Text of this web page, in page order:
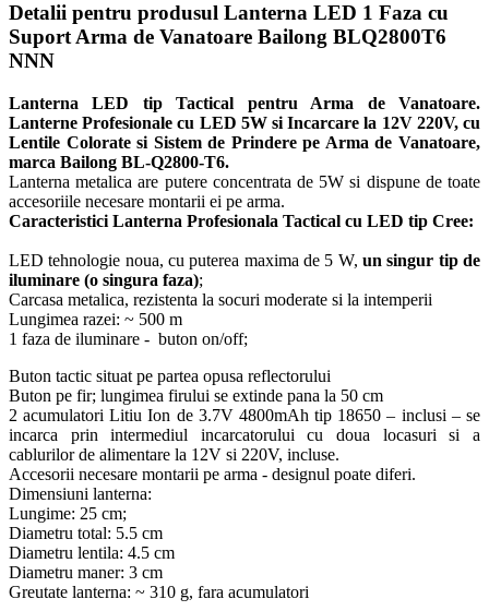
Detalii pentru produsul Lanterna LED 1 Faza cu
Suport Arma de Vanatoare Bailong BLQ2800T6
NNN
Lanterna LED tip Tactical pentru Arma de Vanatoare.
Lanterne Profesionale cu LED 5W si Incarcare la 12V 220V, cu
Lentile Colorate si Sistem de Prindere pe Arma de Vanatoare,
marca Bailong BL-Q2800-T6.
Lanterna metalica are putere concentrata de 5W si dispune de toate
accesoriile necesare montarii ei pe arma.
Caracteristici Lanterna Profesionala Tactical cu LED tip Cree:
LED tehnologie noua, cu puterea maxima de 5 W, un singur tip de
iluminare (o singura faza);
Carcasa metalica, rezistenta la socuri moderate si la intemperii
Lungimea razei: ~ 500 m
1 faza de iluminare - buton on/off;
Buton tactic situat pe partea opusa reflectorului
Buton pe fir; lungimea firului se extinde pana la 50 cm
2 acumulatori Litiu Ion de 3.7V 4800mAh tip 18650 – inclusi – se
incarca prin intermediul incarcatorului cu doua locasuri si a
cablurilor de alimentare la 12V si 220V, incluse.
Accesorii necesare montarii pe arma - designul poate diferi.
Dimensiuni lanterna:
Lungime: 25 cm;
Diametru total: 5.5 cm
Diametru lentila: 4.5 cm
Diametru maner: 3 cm
Greutate lanterna: ~ 310 g, fara acumulatori